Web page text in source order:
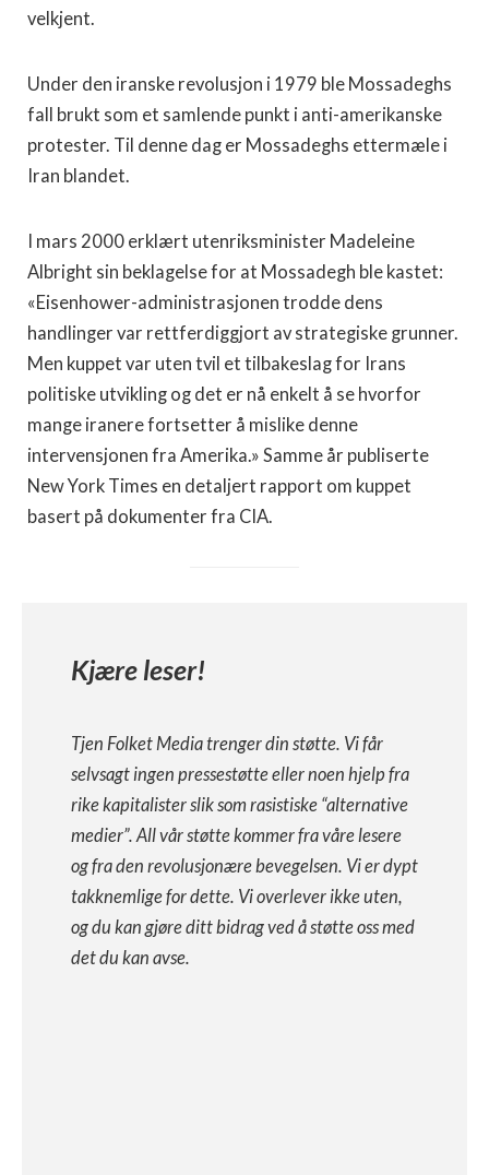
velkjent.
Under den iranske revolusjon i 1979 ble Mossadeghs
fall brukt som et samlende punkt i anti-amerikanske
protester. Til denne dag er Mossadeghs ettermæle i
Iran blandet.
I mars 2000 erklært utenriksminister Madeleine
Albright sin beklagelse for at Mossadegh ble kastet:
«Eisenhower-administrasjonen trodde dens
handlinger var rettferdiggjort av strategiske grunner.
Men kuppet var uten tvil et tilbakeslag for Irans
politiske utvikling og det er nå enkelt å se hvorfor
mange iranere fortsetter å mislike denne
intervensjonen fra Amerika.» Samme år publiserte
New York Times en detaljert rapport om kuppet
basert på dokumenter fra CIA.
Kjære leser!
Tjen Folket Media trenger din støtte. Vi får
selvsagt ingen pressestøtte eller noen hjelp fra
rike kapitalister slik som rasistiske “alternative
medier”. All vår støtte kommer fra våre lesere
og fra den revolusjonære bevegelsen. Vi er dypt
takknemlige for dette. Vi overlever ikke uten,
og du kan gjøre ditt bidrag ved å støtte oss med
det du kan avse.